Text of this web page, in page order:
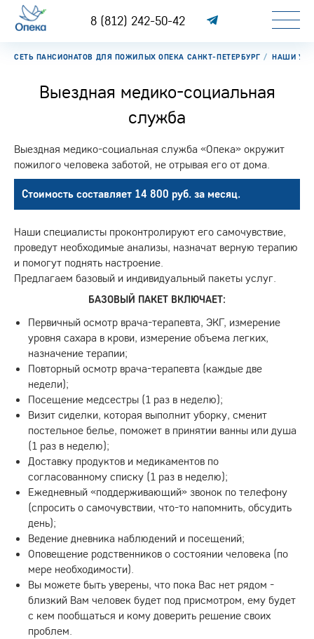
8 (812) 242-50-42
СЕТЬ ПАНСИОНАТОВ ДЛЯ ПОЖИЛЫХ ОПЕКА САНКТ-ПЕТЕРБУРГ НАШИ
Выездная медико-социальная
служба
Выездная медико-социальная служба «Опека» окружит
пожилого человека заботой, не отрывая его от дома.
Стоимость составляет 14 800 руб. за месяц.
Наши специалисты проконтролируют его самочувствие,
проведут необходимые анализы, назначат верную терапию
и помогут поднять настроение.
Предлагаем базовый и индивидуальный пакеты услуг.
БАЗОВЫЙ ПАКЕТ ВКЛЮЧАЕТ:
Первичный осмотр врача-терапевта, ЭКГ, измерение
уровня сахара в крови, измерение объема легких,
назначение терапии;
Повторный осмотр врача-терапевта (каждые две
недели);
Посещение медсестры (1 раз в неделю);
Визит сиделки, которая выполнит уборку, сменит
постельное белье, поможет в принятии ванны или душа
(1 раз в неделю);
Доставку продуктов и медикаментов по
согласованному списку (1 раз в неделю);
Ежедневный «поддерживающий» звонок по телефону
(спросить о самочувствии, что-то напомнить, обсудить
день);
Ведение дневника наблюдений и посещений;
Оповещение родственников о состоянии человека (по
мере необходимости).
Вы можете быть уверены, что пока Вас нет рядом -
близкий Вам человек будет под присмотром, ему будет
с кем пообщаться и кому доверить решение своих
проблем.